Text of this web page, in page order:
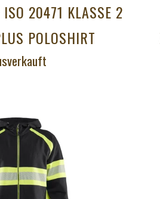
ISO 20471 KLASSE 2
POLOSHIRT